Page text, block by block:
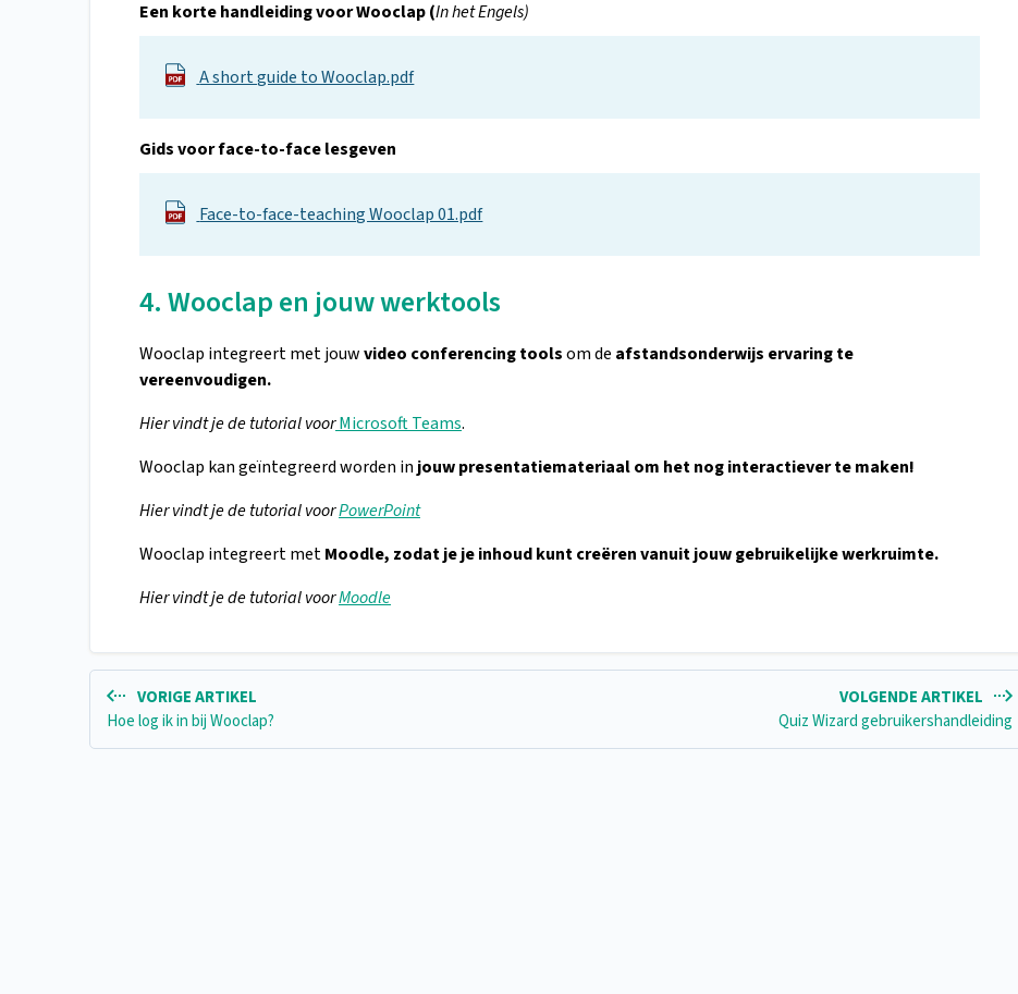
Een korte handleiding voor Wooclap (In het Engels)
A short guide to Wooclap.pdf
Gids voor face-to-face lesgeven
Face-to-face-teaching Wooclap 01.pdf
4. Wooclap en jouw werktools
Wooclap integreert met jouwvideo conferencing toolsom de afstandsonderwijs ervaring te
vereenvoudigen.
Hier vindt je de tutorial voorMicrosoft Teams.
Wooclap kan geïntegreerd worden in jouw presentatiemateriaal om het nog interactiever te maken!
Hier vindt je de tutorial voorPowerPoint
Wooclap integreert metMoodle, zodat je je inhoud kunt creëren vanuit jouw gebruikelijke werkruimte.
Hier vindt je de tutorial voorMoodle
VORIGE ARTIKEL
Hoe log ik in bij Wooclap?
VOLGENDE ARTIKEL
Quiz Wizard gebruikershandleiding